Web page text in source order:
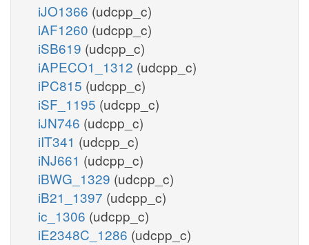
iJO1366 (udcpp_c)
iAF1260 (udcpp_c)
iSB619 (udcpp_c)
iAPECO1_1312 (udcpp_c)
iPC815 (udcpp_c)
iSF_1195 (udcpp_c)
iJN746 (udcpp_c)
iIT341 (udcpp_c)
iNJ661 (udcpp_c)
iBWG_1329 (udcpp_c)
iB21_1397 (udcpp_c)
ic_1306 (udcpp_c)
iE2348C_1286 (udcpp_c)